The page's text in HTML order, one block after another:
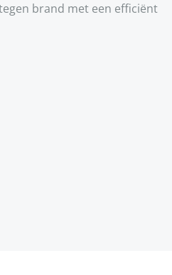
brand met een efficiënt